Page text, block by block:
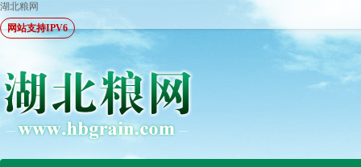
湖北粮网
网站支持IPV6